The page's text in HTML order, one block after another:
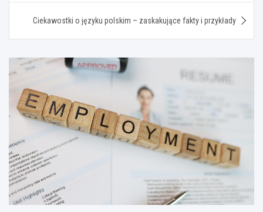
Ciekawostki o języku polskim – zaskakujące fakty i przykłady